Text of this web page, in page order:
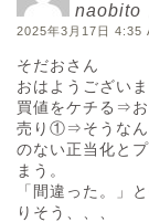
naobito
2025年3月17日 4:35
そだおさん
おはようございま
買値をケチる⇒お
売り①⇒そうなん
のない正当化と
まう。
「間違った。」
りそう、、、